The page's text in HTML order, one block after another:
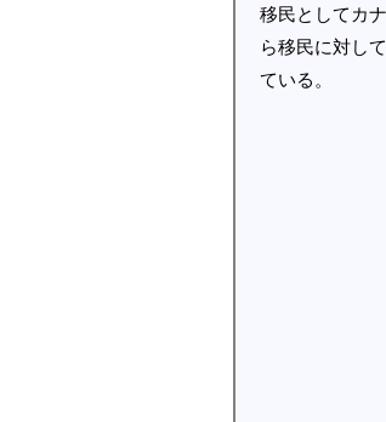
移民としてカ
ら移民に対し
ている。